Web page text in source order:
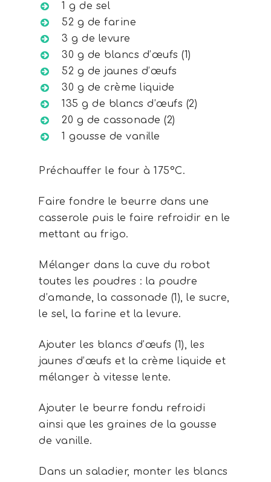
1 g de sel
52 g de farine
3 g de levure
30 g de blancs d’œufs (1)
52 g de jaunes d’œufs
30 g de crème liquide
135 g de blancs d’œufs (2)
20 g de cassonade (2)
1 gousse de vanille
Préchauffer le four à 175°C.
Faire fondre le beurre dans une
casserole puis le faire refroidir en le
mettant au frigo.
Mélanger dans la cuve du robot
toutes les poudres : la poudre
d’amande, la cassonade (1), le sucre,
le sel, la farine et la levure.
Ajouter les blancs d’œufs (1), les
jaunes d’œufs et la crème liquide et
mélanger à vitesse lente.
Ajouter le beurre fondu refroidi
ainsi que les graines de la gousse
de vanille.
Dans un saladier, monter les blancs